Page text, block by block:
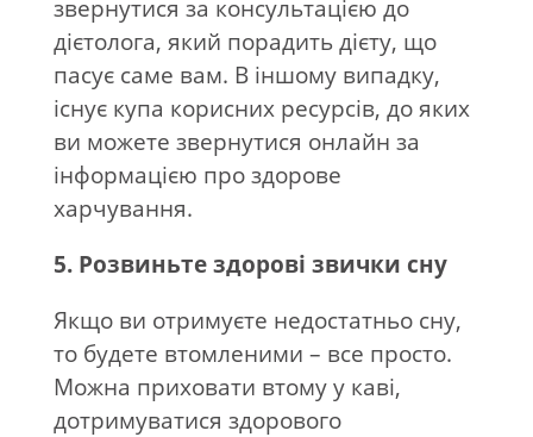
звернутися за консультацією до
дієтолога, який порадить дієту, що
пасує саме вам. В іншому випадку,
існує купа корисних ресурсів, до яких
ви можете звернутися онлайн за
інформацією про здорове
харчування.
5. Розвиньте здорові звички сну
Якщо ви отримуєте недостатньо сну,
то будете втомленими – все просто.
Можна приховати втому у каві,
дотримуватися здорового